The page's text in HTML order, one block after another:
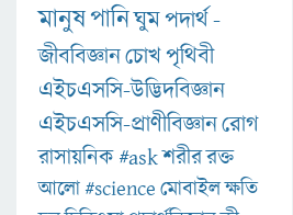
মানুষপানিঘুমপদার্থ-
জীববিজ্ঞানচোখপৃথিবী
এইচএসসি-উদ্ভিদবিজ্ঞান
এইচএসসি-প্রাণীবিজ্ঞানরোগ
রাসায়নিক#askশরীররক্ত
আলো#scienceমোবাইলক্ষতি